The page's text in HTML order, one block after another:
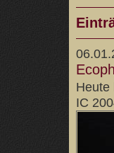
Heute
IC